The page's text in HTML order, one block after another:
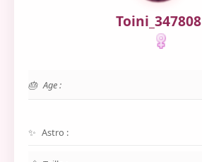
Toini_347808
Age :
Astro :